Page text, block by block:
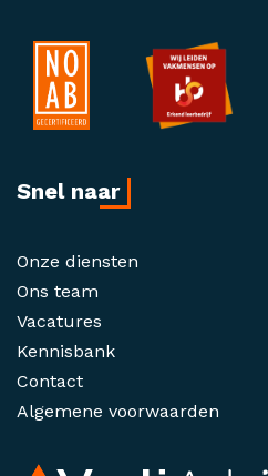
Snel naar
Onze diensten
Ons team
Vacatures
Kennisbank
Contact
Algemene voorwaarden